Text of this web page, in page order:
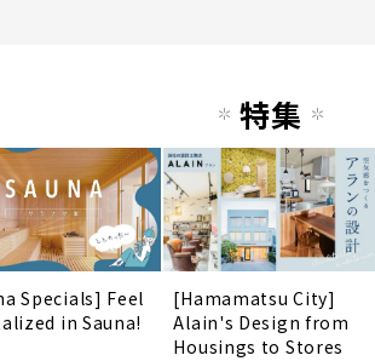
特集
Specials] Feel
in Sauna!
[Hamamatsu City]
Alain's Design from
Housings to Stores